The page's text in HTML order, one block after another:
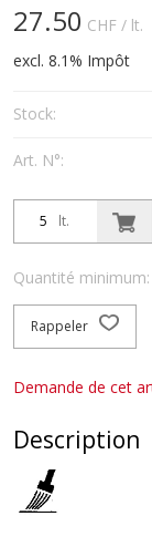
27.50 CHF / lt.
excl. 8.1% Impôt
Stock:
Art. N°:
lt.
Quantité
Rappeler
Demande de cet
Description